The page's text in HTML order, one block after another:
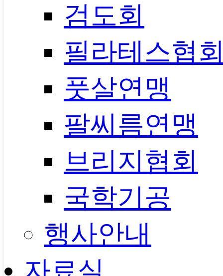
검도회
필라테스협
풋살연맹
팔씨름연맹
브리지협회
국학기공
행사안내